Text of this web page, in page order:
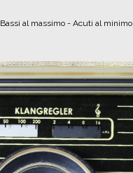
Bassi al massimo - Acuti al minimo